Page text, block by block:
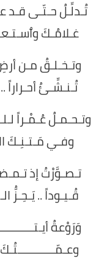
تُـدلِّـلُ حـتّـى قـد
غـلامُـكَ
وتـخـلـقُ مـن أرضِ
تُـنـشِّـئُ أحـراراً ..
وتـحـمـلُ عُـمْـراً
وفـي مَـتـنِـكَ
تـصـوَّرْتُ إذ
قُـيـوداً .. يَـحِـزُّ
وَرَوْعةُ